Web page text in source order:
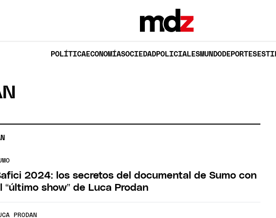
POLÍTICAECONOMÍASOCIEDADPOLICIALESMUNDODEPORTES
2024: los secretos del documental de Sumo con
“último show” de Luca Prodan
PRODAN